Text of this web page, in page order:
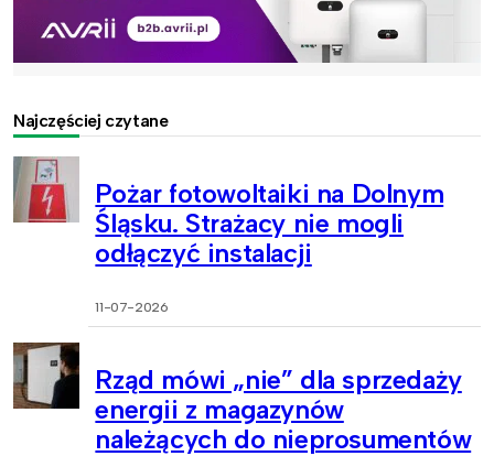
Najczęściej czytane
Pożar fotowoltaiki na Dolnym
Śląsku. Strażacy nie mogli
odłączyć instalacji
11-07-2026
Rząd mówi „nie” dla sprzedaży
energii z magazynów
należących do nieprosumentów